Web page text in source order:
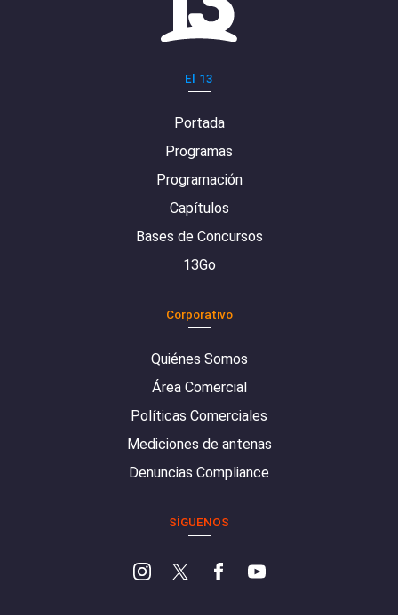
El 13
Portada
Programas
Programación
Capítulos
Bases de Concursos
13Go
Corporativo
Quiénes Somos
Área Comercial
Políticas Comerciales
Mediciones de antenas
Denuncias Compliance
SÍGUENOS